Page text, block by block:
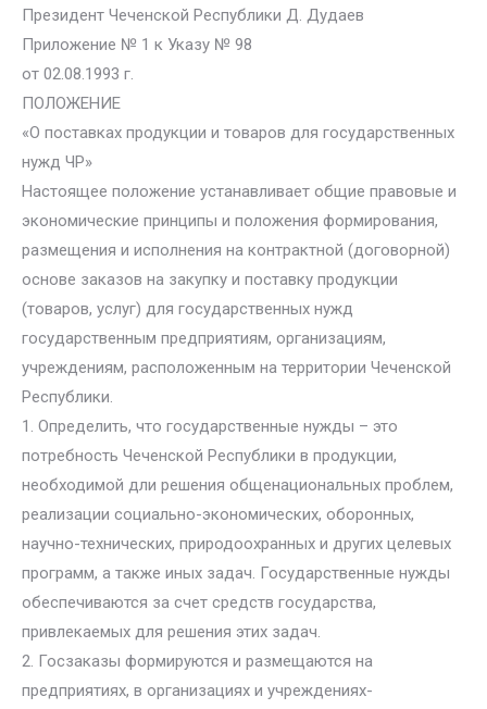
Президент Чеченской Республики Д. Дудаев
Приложение № 1 к Указу № 98
от 02.08.1993 г.
ПОЛОЖЕНИЕ
«О поставках продукции и товаров для государственных
нужд ЧР»
Настоящее положение устанавливает общие правовые и
экономические принципы и положения формирования,
размещения и исполнения на контрактной (договорной)
основе заказов на закупку и поставку продукции
(товаров, услуг) для государственных нужд
государственным предприятиям, организациям,
учреждениям, расположенным на территории Чеченской
Республики.
1. Определить, что государственные нужды – это
потребность Чеченской Республики в продукции,
необходимой дли решения общенациональных проблем,
реализации социально-экономических, оборонных,
научно-технических, природоохранных и других целевых
программ, а также иных задач. Государственные нужды
обеспечиваются за счет средств государства,
привлекаемых для решения этих задач.
2. Госзаказы формируются и размещаются на
предприятиях, в организациях и учреждениях-